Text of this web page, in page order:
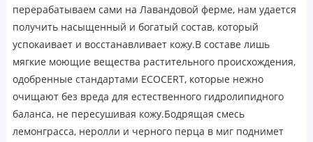
перерабатываем сами на Лавандовой ферме, нам удается
получить насыщенный и богатый состав, который
успокаивает и восстанавливает кожу.В составе лишь
мягкие моющие вещества растительного происхождения,
одобренные стандартами ECOСERT, которые нежно
очищают без вреда для естественного гидролипидного
баланса, не пересушивая кожу.Бодрящая смесь
лемонграсса, неролли и черного перца в миг поднимет